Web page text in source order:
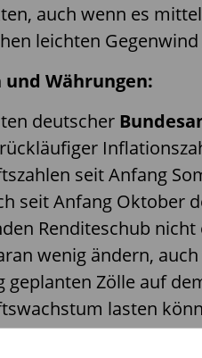
auch wenn es
leichten
Währungen:
deutscher
seit Anfang
seit Anfang Oktober
Renditeschub
wenig ändern,
geplanten Zölle auf
lasten